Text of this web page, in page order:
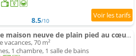
8.5/10
Coquette maison neuve de plain pied au cœur des Hautes Vosges,
vacances, 70 m²
1 chambre, 1 salle de bains